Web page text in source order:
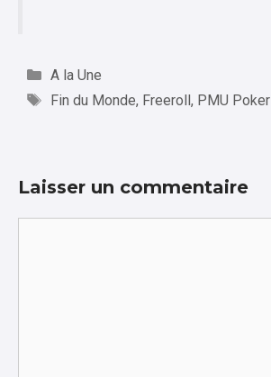
Catégories
A la Une
Étiquettes
Fin du Monde, Freeroll , PMU Poker
Laisser un commentaire